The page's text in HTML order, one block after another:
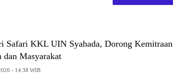
Safari KKL UIN Syahada, Dorong Kemitraan
dan Masyarakat
- 14:38 WIB